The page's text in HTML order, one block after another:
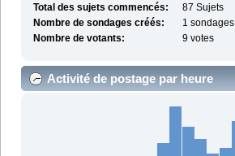
Total des sujets commencés:
87 Sujets
Nombre de sondages créés:
1 sondages
Nombre de votants:
9 votes
Activité de postage par heure